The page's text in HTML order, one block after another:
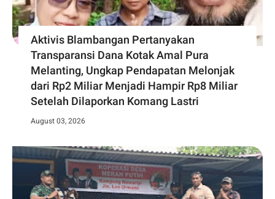
Aktivis Blambangan Pertanyakan
Transparansi Dana Kotak Amal Pura
Melanting, Ungkap Pendapatan Melonjak
dari Rp2 Miliar Menjadi Hampir Rp8 Miliar
Setelah Dilaporkan Komang Lastri
August 03, 2026